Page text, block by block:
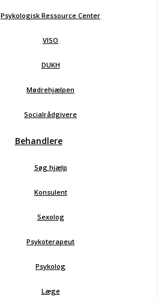
Psykologisk Ressource Center
VISO
DUKH
Mødrehjælpen
Socialrådgivere
Behandlere
Søg hjælp
Konsulent
Sexolog
Psykoterapeut
Psykolog
Læge